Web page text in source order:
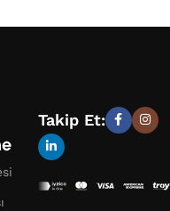
Takip Et: